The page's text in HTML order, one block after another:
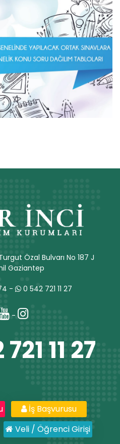
Özal Bulvarı No 187 J
Gaziantep
- 0 542 721 11 27
-
11 27
İş Başvurusu
Veli / Öğrenci Girişi